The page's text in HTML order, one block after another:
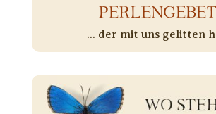
PERLENGEBET
... der mit uns gelitten